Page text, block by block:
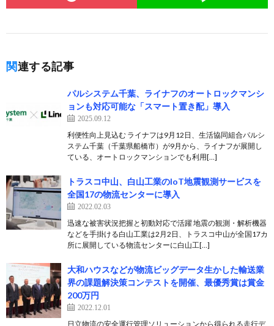
関連する記事
パルシステム千葉、ライナフのオートロックマンシ
ョンも対応可能な「スマート置き配」導入
2025.09.12
利便性向上見込む ライナフは9月12日、生活協同組合パルシ
ステム千葉（千葉県船橋市）が9月から、ライナフが展開し
ている、オートロックマンションでも利用[…]
トラスコ中山、白山工業のIoT地震観測サービスを
全国17の物流センターに導入
2022.02.03
迅速な被害状況把握と初動対応で活躍 地震の観測・解析機器
などを手掛ける白山工業は2月2日、トラスコ中山が全国17カ
所に展開している物流センターに白山工[…]
大和ハウスなどが物流ビッグデータ生かした輸送業
界の課題解決策コンテストを開催、最優秀賞は賞金
200万円
2022.12.01
日立物流の安全運行管理ソリューションから得られる走行デ